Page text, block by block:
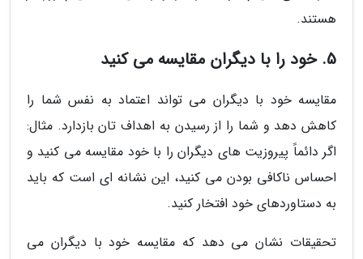
هستند.
5. خود را با دیگران مقایسه می کنید
مقایسه خود با دیگران می تواند اعتماد به نفس شما را
کاهش دهد و شما را از رسیدن به اهداف تان بازدارد. مثال:
اگر دائماً پیروزیت های دیگران را با خود مقایسه می کنید و
احساس ناکافی بودن می کنید، این نشانه ای است که باید
به دستاوردهای خود افتخار کنید.
تحقیقات نشان می دهد که مقایسه خود با دیگران می